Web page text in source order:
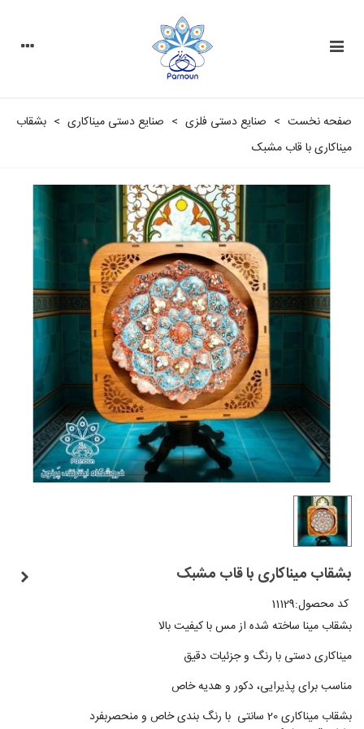
صفحه نخست > صنایع دستی فلزی > صنایع دستی مینا‌کاری > بشقاب
میناکاری با قاب مشبک
بشقاب میناکاری با قاب مشبک
کد محصول:11129
بشقاب مینا ساخته شده از مس با کیفیت بالا
میناکاری دستی با رنگ و جزئیات دقیق
مناسب برای پذیرایی، دکور و هدیه خاص
بشقاب میناکاری 20 سانتی با رنگ بندی خاص و منحصربفرد